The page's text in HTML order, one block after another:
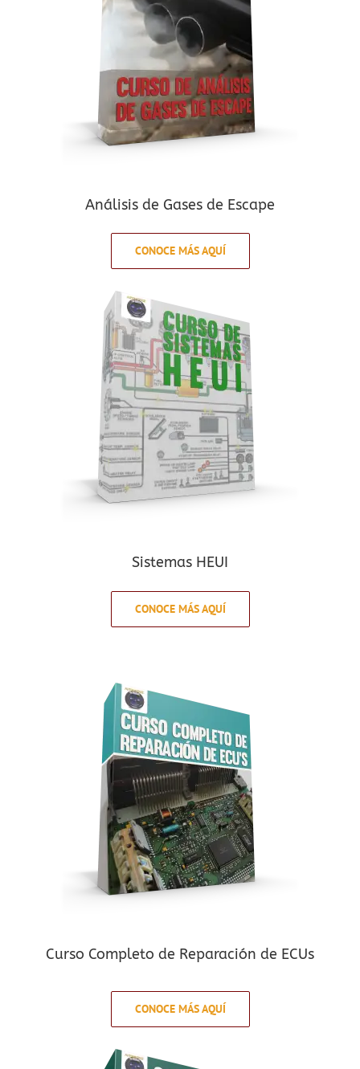
Análisis de Gases de Escape
CONOCE MÁS AQUÍ
Sistemas HEUI
CONOCE MÁS AQUÍ
Curso Completo de Reparación de ECUs
CONOCE MÁS AQUÍ